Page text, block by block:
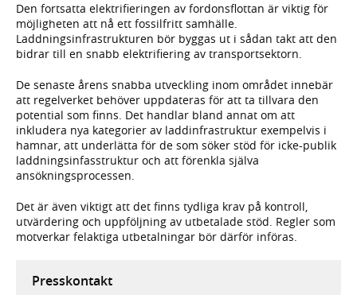
Den fortsatta elektrifieringen av fordonsflottan är viktig för
möjligheten att nå ett fossilfritt samhälle.
Laddningsinfrastrukturen bör byggas ut i sådan takt att den
bidrar till en snabb elektrifiering av transportsektorn.
De senaste årens snabba utveckling inom området innebär
att regelverket behöver uppdateras för att ta tillvara den
potential som finns. Det handlar bland annat om att
inkludera nya kategorier av laddinfrastruktur exempelvis i
hamnar, att underlätta för de som söker stöd för icke-publik
laddningsinfasstruktur och att förenkla själva
ansökningsprocessen.
Det är även viktigt att det finns tydliga krav på kontroll,
utvärdering och uppföljning av utbetalade stöd. Regler som
motverkar felaktiga utbetalningar bör därför införas.
Presskontakt